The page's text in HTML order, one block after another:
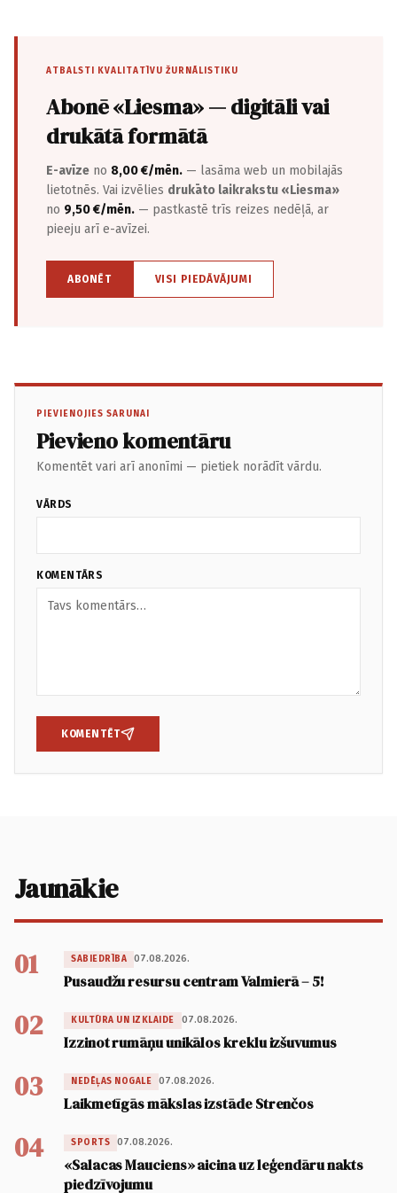
ATBALSTI KVALITATĪVU ŽURNĀLISTIKU
Abonē «Liesma» — digitāli vai
drukātā formātā
E-avīze no 8,00 €/mēn. — lasāma web un mobilajās
lietotnēs. Vai izvēlies drukāto laikrakstu «Liesma»
no 9,50 €/mēn. — pastkastē trīs reizes nedēļā, ar
pieeju arī e-avīzei.
ABONĒT VISI PIEDĀVĀJUMI
PIEVIENOJIES SARUNAI
Pievieno komentāru
Komentēt vari arī anonīmi — pietiek norādīt vārdu.
VĀRDS
KOMENTĀRS
KOMENTĒT
Jaunākie
01 SABIEDRĪBA 07.08.2026.
Pusaudžu resursu centram Valmierā – 5!
02 KULTŪRA UN IZKLAIDE 07.08.2026.
Izzinot rumāņu unikālos kreklu izšuvumus
03 NEDĒĻAS NOGALE 07.08.2026.
Laikmetīgās mākslas izstāde Strenčos
04 SPORTS 07.08.2026.
«Salacas Mauciens» aicina uz leģendāru nakts
piedzīvojumu